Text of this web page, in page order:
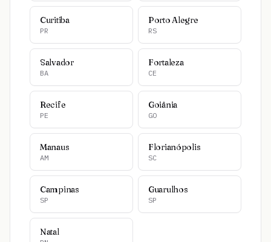
Curitiba
PR
Porto Alegre
RS
Salvador
BA
Fortaleza
CE
Recife
PE
Goiânia
GO
Manaus
AM
Florianópolis
SC
Campinas
SP
Guarulhos
SP
Natal